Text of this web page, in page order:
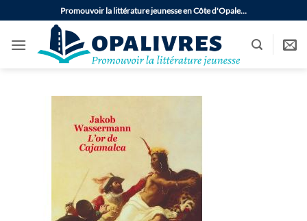
au
contenu
Promouvoir la littérature jeunesse en Côte d'Opale…